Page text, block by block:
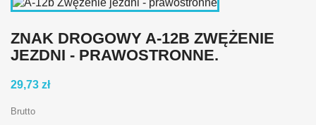
ZNAK DROGOWY A-12B ZWĘŻENIE
JEZDNI - PRAWOSTRONNE.
29,73 zł
Brutto